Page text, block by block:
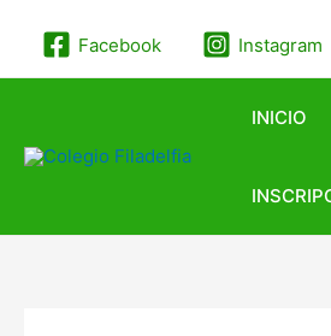
Facebook Instagram
INICIO
de